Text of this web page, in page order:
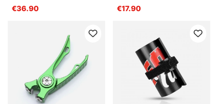
€36.90
€17.90